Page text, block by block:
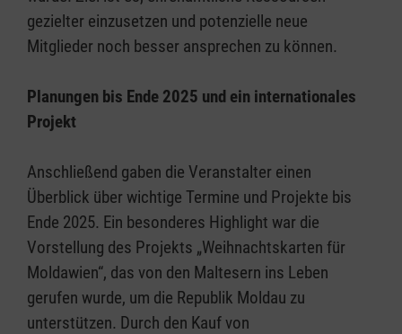
gezielter einzusetzen und potenzielle neue
Mitglieder noch besser ansprechen zu können.
Planungen bis Ende 2025 und ein internationales
Projekt
Anschließend gaben die Veranstalter einen
Überblick über wichtige Termine und Projekte bis
Ende 2025. Ein besonderes Highlight war die
Vorstellung des Projekts „Weihnachtskarten für
Moldawien“, das von den Maltesern ins Leben
gerufen wurde, um die Republik Moldau zu
unterstützen. Durch den Kauf von